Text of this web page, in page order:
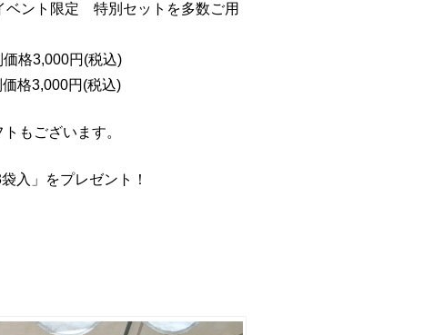
ベント限定 特別セットを多数ご用
格3,000円(税込)
円(税込)
もございます。
入」をプレゼント！